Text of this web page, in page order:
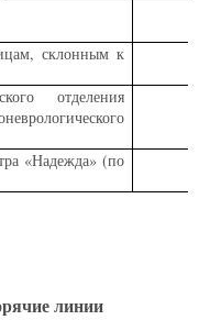
склонным к
отделения
«Надежда» (по
линии